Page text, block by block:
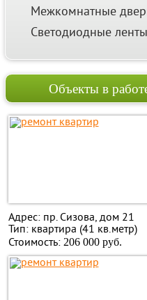
Межкомнатные
Светодиодные ленты
Объекты в
Адрес: пр. Сизова, дом 21
Тип: квартира (41 кв.метр)
Стоимость: 206 000 руб.